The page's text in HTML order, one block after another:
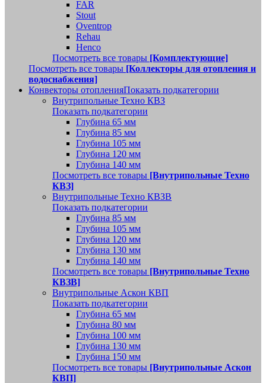
FAR
Stout
Oventrop
Rehau
Henco
Посмотреть все товары [Комплектующие]
Посмотреть все товары [Коллекторы для отопления и
водоснабжения]
Конвекторы отопленияПоказать подкатегории
Внутрипольные Техно КВЗ
Показать подкатегории
Глубина 65 мм
Глубина 85 мм
Глубина 105 мм
Глубина 120 мм
Глубина 140 мм
Посмотреть все товары [Внутрипольные Техно
КВЗ]
Внутрипольные Техно КВЗВ
Показать подкатегории
Глубина 85 мм
Глубина 105 мм
Глубина 120 мм
Глубина 130 мм
Глубина 140 мм
Посмотреть все товары [Внутрипольные Техно
КВЗВ]
Внутрипольные Аскон КВП
Показать подкатегории
Глубина 65 мм
Глубина 80 мм
Глубина 100 мм
Глубина 130 мм
Глубина 150 мм
Посмотреть все товары [Внутрипольные Аскон
КВП]